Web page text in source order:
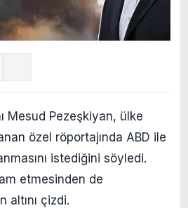
Mesud Pezeşkiyan, ülke
özel röportajında ABD ile
istediğini söyledi.
etmesinden de
altını çizdi.